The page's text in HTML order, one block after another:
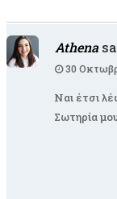
Athena
30
Ναι έτσι
Σωτηρία